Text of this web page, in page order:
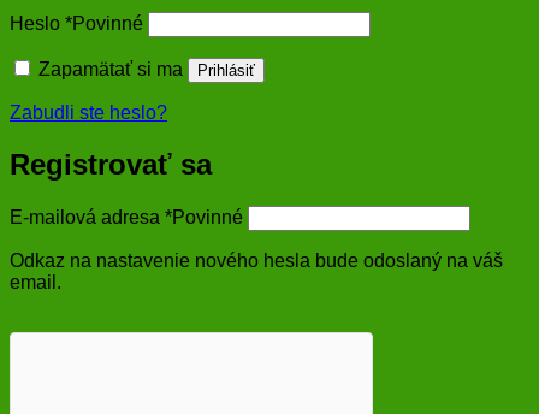
Heslo *Povinné
Zapamätať si ma Prihlásiť
Zabudli ste heslo?
Registrovať sa
E-mailová adresa *Povinné
Odkaz na nastavenie nového hesla bude odoslaný na váš
email.